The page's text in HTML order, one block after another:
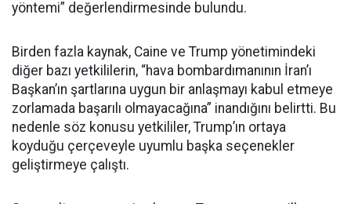
yöntemi” değerlendirmesinde bulundu.
Birden fazla kaynak, Caine ve Trump yönetimindeki
diğer bazı yetkililerin, “hava bombardımanının İran’ı
Başkan’ın şartlarına uygun bir anlaşmayı kabul etmeye
zorlamada başarılı olmayacağına” inandığını belirtti. Bu
nedenle söz konusu yetkililer, Trump’ın ortaya
koyduğu çerçeveyle uyumlu başka seçenekler
geliştirmeye çalıştı.